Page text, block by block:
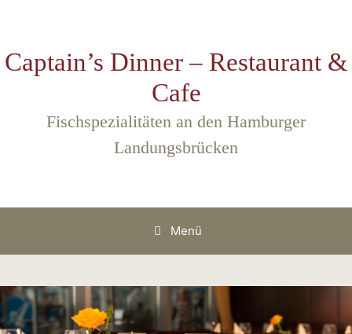
Captain’s Dinner – Restaurant &
Cafe
Fischspezialitäten an den Hamburger
Landungsbrücken
Menü